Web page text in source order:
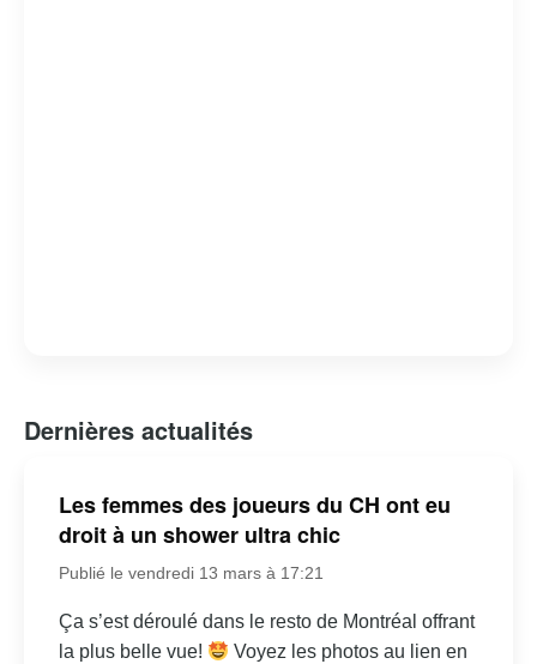
Dernières actualités
Les femmes des joueurs du CH ont eu
droit à un shower ultra chic
Publié le vendredi 13 mars à 17:21
Ça s’est déroulé dans le resto de Montréal offrant
la plus belle vue!
Voyez les photos au lien en